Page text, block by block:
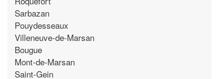
Sarbazan
Pouydesseaux
Villeneuve-de-Marsan
Bougue
Mont-de-Marsan
Saint-Gein